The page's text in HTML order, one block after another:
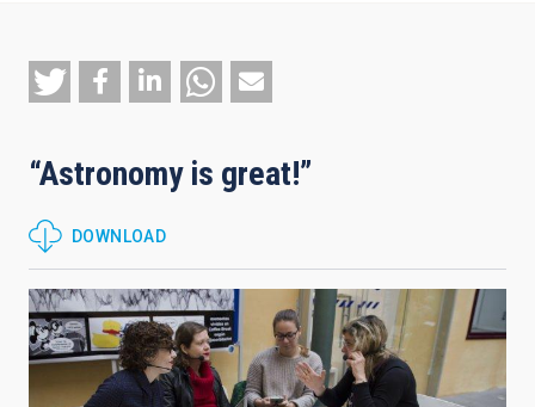
“Astronomy is great!”
DOWNLOAD